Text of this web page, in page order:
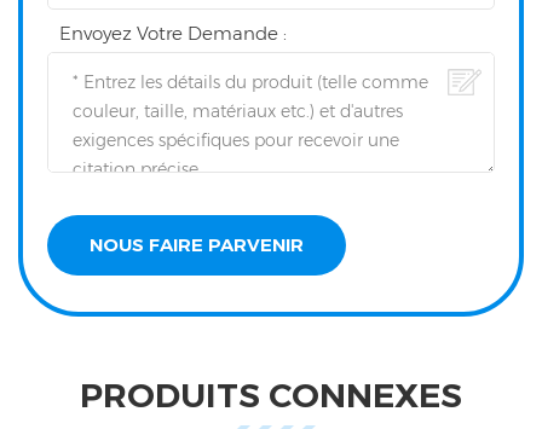
Envoyez Votre Demande :
PRODUITS CONNEXES